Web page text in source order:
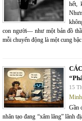
hết,
con người— như một bản đồ
mỗi chuyển động là một cung
15
Gần
nhân tạo đang “xâm lăng” lãnh